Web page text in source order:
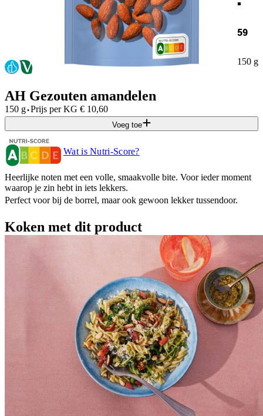
59
150 g
AH Gezouten amandelen
150 g·Prijs per KG € 10,60
Voeg toe
Wat is Nutri-Score?
Heerlijke noten met een volle, smaakvolle bite. Voor ieder moment
waarop je zin hebt in iets lekkers.
Perfect voor bij de borrel, maar ook gewoon lekker tussendoor.
Koken met dit product